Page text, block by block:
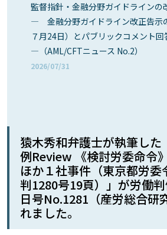
監督指針・金融分野ガイドラインの
― 金融分野ガイドライン改正告示
７月24日）とパブリックコメント
―（AML/CFTニュース No.2）
2026/07/31
猿木秀和弁護士が執筆した
例Review 《検討労委命令
ほか１社事件（東京都労委
判1280号19頁）」が労働
日号No.1281（産労総合研
れました。